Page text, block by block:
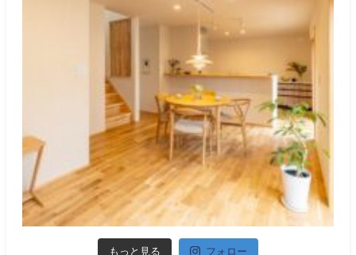
もっと見る フォロー